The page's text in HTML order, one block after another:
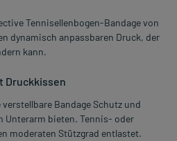
Tennisellenbogen-Bandage von
dynamisch anpassbaren Druck, der
kann.
Druckkissen
Bandage Schutz und
Unterarm bieten. Tennis- oder
moderaten Stützgrad entlastet.